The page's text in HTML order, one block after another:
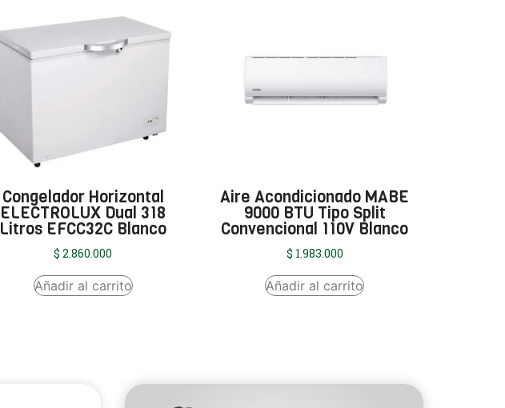
Congelador Horizontal
ELECTROLUX Dual 318
Litros EFCC32C Blanco
$ 2.860.000
Añadir al carrito
Aire Acondicionado MABE
9000 BTU Tipo Split
Convencional 110V Blanco
$ 1.983.000
Añadir al carrito